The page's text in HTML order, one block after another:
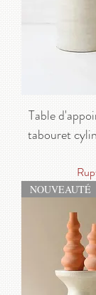
Table
tabouret
NOUVEAUTÉ